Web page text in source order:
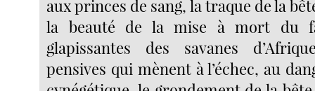
aux princes de sang, la traque de la
la beauté de la mise à mort du
glapissantes des savanes
pensives qui mènent à l’échec, au